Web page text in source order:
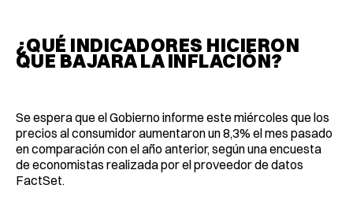
¿QUÉ INDICADORES HICIERON
QUE BAJARA LA INFLACIÓN?
Se espera que el Gobierno informe este miércoles que los
precios al consumidor aumentaron un 8,3% el mes pasado
en comparación con el año anterior, según una encuesta
de economistas realizada por el proveedor de datos
FactSet.